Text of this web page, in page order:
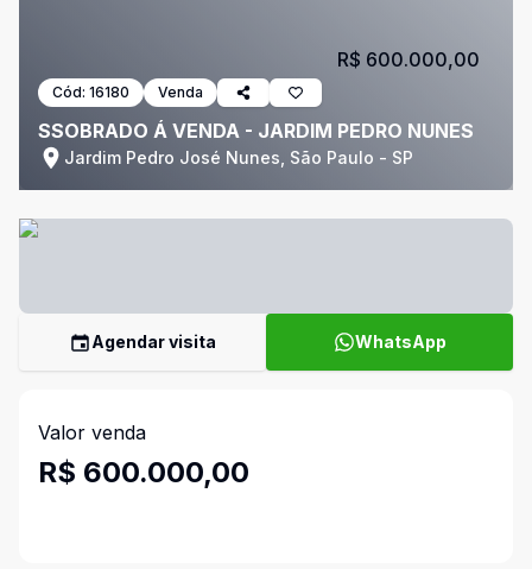
Cód: 16180 Venda
SSOBRADO Á VENDA - JARDIM PEDRO NUNES
Jardim Pedro José Nunes, São Paulo - SP
R$ 600.000,00
Agendar visita WhatsApp
Valor venda
R$ 600.000,00